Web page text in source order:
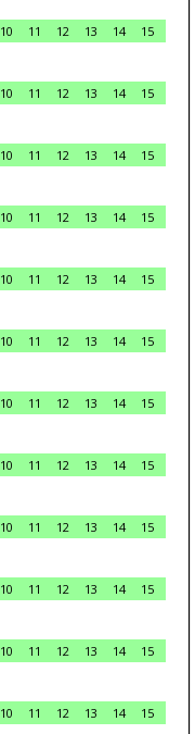
10 11 12 13 14
15
10 11 12 13 14
15
10 11 12 13 14
15
10 11 12 13 14
15
10 11 12 13 14
15
10 11 12 13 14
15
10 11 12 13 14
15
10 11 12 13 14
15
10 11 12 13 14
15
10 11 12 13 14
15
10 11 12 13 14
15
10 11 12 13 14
15